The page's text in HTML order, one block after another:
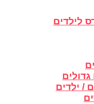
לילדים
/ ילדים